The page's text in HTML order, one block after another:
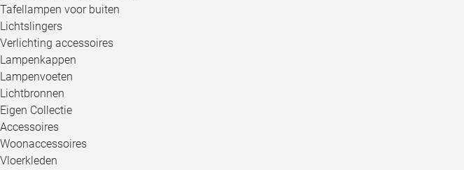
Tafellampen voor buiten
Lichtslingers
Verlichting accessoires
Lampenkappen
Lampenvoeten
Lichtbronnen
Eigen Collectie
Accessoires
Woonaccessoires
Vloerkleden